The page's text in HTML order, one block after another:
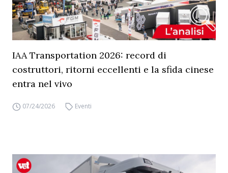
IAA Transportation 2026: record di
costruttori, ritorni eccellenti e la sfida cinese
entra nel vivo
07/24/2026 Eventi